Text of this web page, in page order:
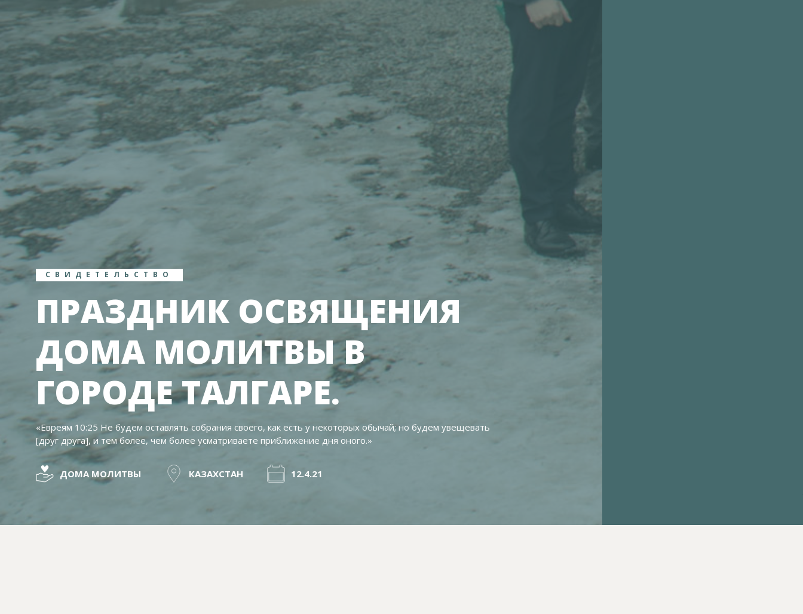
СВИДЕТЕЛЬСТВО
ПРАЗДНИК ОСВЯЩЕНИЯ
ДОМА МОЛИТВЫ В
ГОРОДЕ ТАЛГАРЕ.
«Евреям 10:25 Не будем оставлять собрания своего, как есть у некоторых обычай; но будем увещевать
[друг друга], и тем более, чем более усматриваете приближение дня оного.»
ДОМА МОЛИТВЫ КАЗАХСТАН 12.4.21